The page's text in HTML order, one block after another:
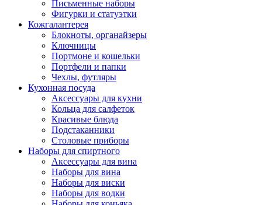
Письменные наборы
Фигурки и статуэтки
Кожгалантерея
Блокноты, органайзеры
Ключницы
Портмоне и кошельки
Портфели и папки
Чехлы, футляры
Кухонная посуда
Аксессуары для кухни
Кольца для салфеток
Красивые блюда
Подстаканники
Столовые приборы
Наборы для спиртного
Аксессуары для вина
Наборы для вина
Наборы для виски
Наборы для водки